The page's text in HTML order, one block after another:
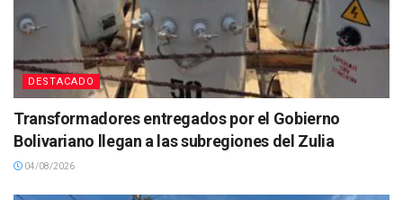
DESTACADO
Transformadores entregados por el Gobierno
Bolivariano llegan a las subregiones del Zulia
04/08/2026